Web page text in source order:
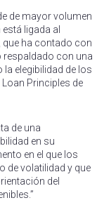
de mayor volumen
ligada al
que ha contado con
respaldado con una
la elegibilidad de los
Principles de
de una
en su
en el que los
de volatilidad y que
del